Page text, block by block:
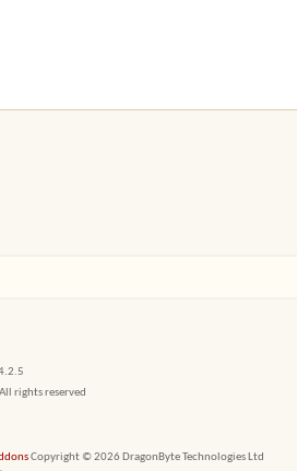
rights reserved.
Copyright © 2026 DragonByte Technologies Ltd.